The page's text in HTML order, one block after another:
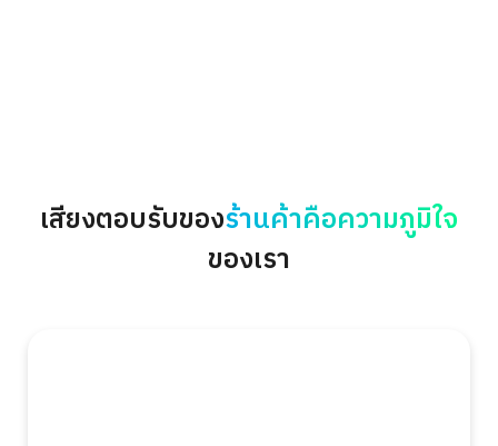
เสียงตอบรับของร้านค้าคือความภูมิใจ
ของเรา